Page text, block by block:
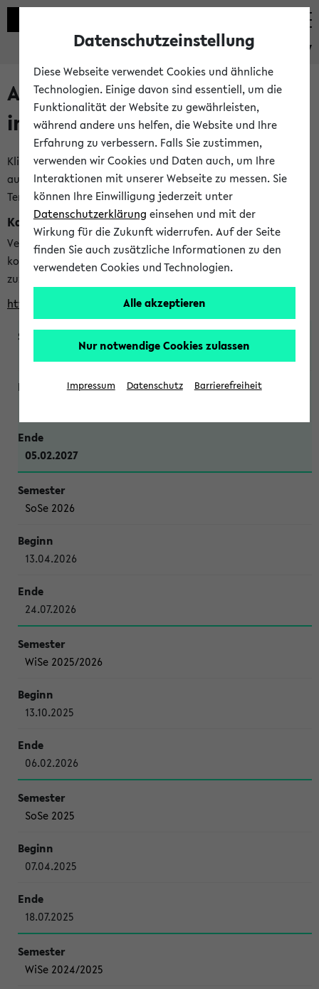
eKVV
Alle veröffentlichten Semester
im eKVV
Klicken Sie auf das Semester, welches Sie für Ihre Sitzung
auswählen möchten. Bitte beachten Sie auch die weiteren
Termine imKalender der Lehrplanung
Kalenderintegration
Verwenden Sie die folgende Adresse, um mit einer
kompatiblen Kalenderanwendung auf die Vorlesungszeiten
zuzugreifen (nähere Informationen
finden Sie hier
https://ekvv.uni-bielefeld.de/ws/calendar?vz
WiSe 2026/2027
05.02.2027
SoSe 2026
13.04.2026
24.07.2026
WiSe 2025/2026
13.10.2025
06.02.2026
SoSe 2025
07.04.2025
18.07.2025
WiSe 2024/2025
Datenschutzeinstellung
Diese Webseite verwendet Cookies und ähnliche
Technologien. Einige davon sind essentiell, um die
Funktionalität der Website zu gewährleisten,
während andere uns helfen, die Website und Ihre
Erfahrung zu verbessern. Falls Sie zustimmen,
verwenden wir Cookies und Daten auch, um Ihre
Interaktionen mit unserer Webseite zu messen. Sie
können Ihre Einwilligung jederzeit unter
Datenschutzerklärung einsehen und mit der
Wirkung für die Zukunft widerrufen. Auf der Seite
finden Sie auch zusätzliche Informationen zu den
verwendeten Cookies und Technologien.
Alle akzeptieren
Nur notwendige Cookies zulassen
Impressum Datenschutz Barrierefreiheit